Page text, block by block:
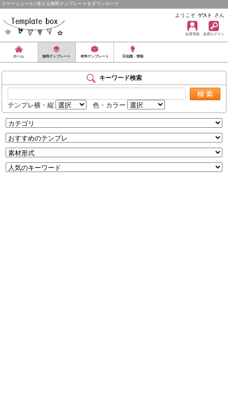
スケージュール | 使える無料テンプレートをダウンロード
ようこそ ゲスト さん
会員登録 会員ログイン
ホーム 無料テンプレート 有料テンプレート 豆知識・情報
キーワード検索
テンプレ横・縦 色・カラー